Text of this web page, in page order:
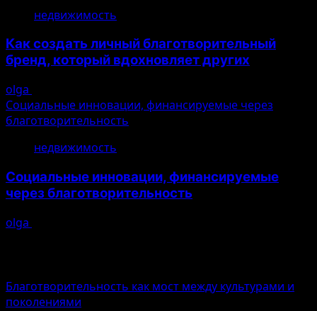
недвижимость
Как создать личный благотворительный
бренд, который вдохновляет других
olga
Социальные инновации, финансируемые через
благотворительность
недвижимость
Социальные инновации, финансируемые
через благотворительность
olga
Благотворительность как мост между культурами и
поколениями